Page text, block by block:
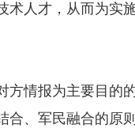
人才，从而为实
情报为主要目的
合、军民融合的原